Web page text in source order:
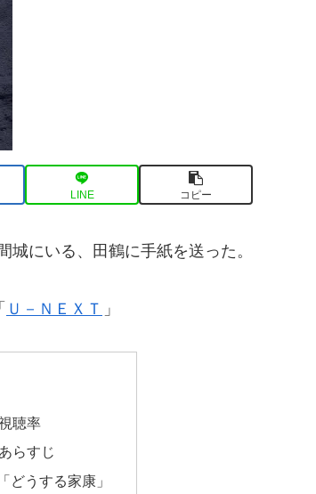
LINE コピー
にいる、田鶴に手紙を送った。
Ｕ－ＮＥＸＴ 」
聴率
らすじ
どうする家康」